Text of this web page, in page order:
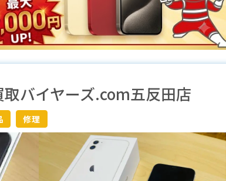
バイヤーズ.com五反田店
修理